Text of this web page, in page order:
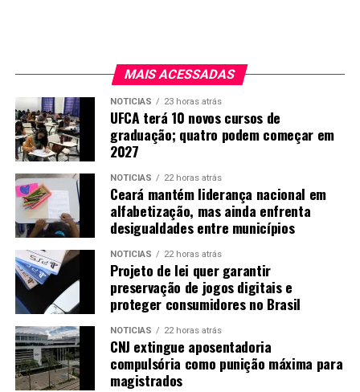
MAIS ACESSADAS
NOTICIAS 23 horas atrás
UFCA terá 10 novos cursos de
graduação; quatro podem começar em
2027
NOTICIAS 22 horas atrás
Ceará mantém liderança nacional em
alfabetização, mas ainda enfrenta
desigualdades entre municípios
NOTICIAS 22 horas atrás
Projeto de lei quer garantir
preservação de jogos digitais e
proteger consumidores no Brasil
NOTICIAS 22 horas atrás
CNJ extingue aposentadoria
compulsória como punição máxima para
magistrados